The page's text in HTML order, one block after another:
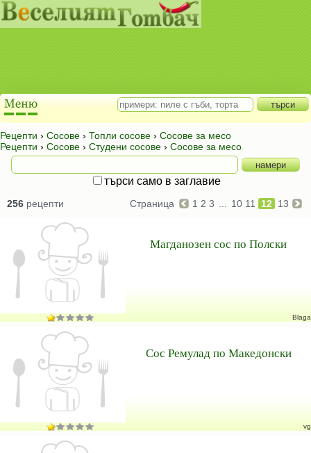
Рецепти › Сосове › Топли сосове › Сосове за месо
Рецепти › Сосове › Студени сосове › Сосове за месо
търси само в заглавие
256 рецепти Страница 1 2 3 10 11 12 13
Магданозен сос по Полски
Blaga
Сос Ремулад по Македонски
vg